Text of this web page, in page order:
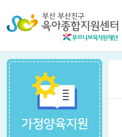
가정양육지원